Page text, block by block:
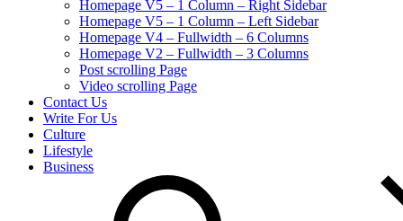
Homepage V5 – 1 Column – Right Sidebar
Homepage V5 – 1 Column – Left Sidebar
Homepage V4 – Fullwidth – 6 Columns
Homepage V2 – Fullwidth – 3 Columns
Post scrolling Page
Video scrolling Page
Contact Us
Write For Us
Culture
Lifestyle
Business